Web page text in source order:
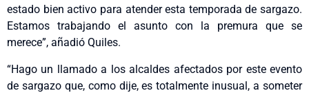
estado bien activo para atender esta temporada de sargazo.
Estamos trabajando el asunto con la premura que se
merece”, añadió Quiles.
“Hago un llamado a los alcaldes afectados por este evento
de sargazo que, como dije, es totalmente inusual, a someter